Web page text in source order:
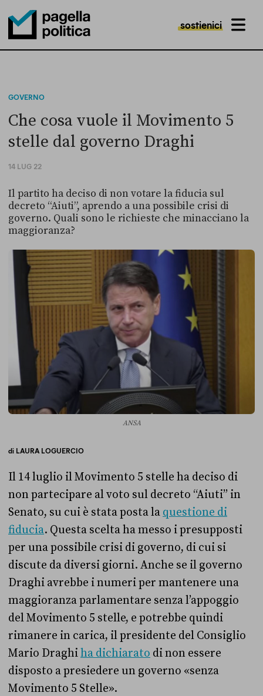
Pagella Politica Logo
sostienici MENU
GOVERNO
Che cosa vuole il Movimento 5
stelle dal governo Draghi
14 LUG 22
Il partito ha deciso di non votare la fiducia sul
decreto “Aiuti”, aprendo a una possibile crisi di
governo. Quali sono le richieste che minacciano la
maggioranza?
ANSA
di LAURA LOGUERCIO
Il 14 luglio il Movimento 5 stelle ha deciso di
non partecipare al voto sul decreto “Aiuti” in
Senato, su cui è stata posta la questione di
fiducia. Questa scelta ha messo i presupposti
per una possibile crisi di governo, di cui si
discute da diversi giorni. Anche se il governo
Draghi avrebbe i numeri per mantenere una
maggioranza parlamentare senza l’appoggio
del Movimento 5 stelle, e potrebbe quindi
rimanere in carica, il presidente del Consiglio
Mario Draghiha dichiarato di non essere
disposto a presiedere un governo «senza
Movimento 5 Stelle».